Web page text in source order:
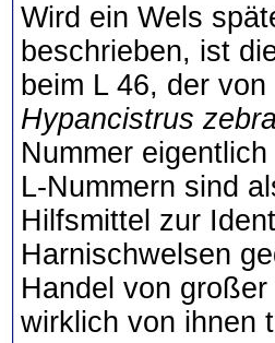
Wird ein Wels
beschrieben, ist
beim L 46, der
Hypancistrus
Nummer
L-Nummern sind
Hilfsmittel zur
Harnischwelsen
Handel von
wirklich von ihnen